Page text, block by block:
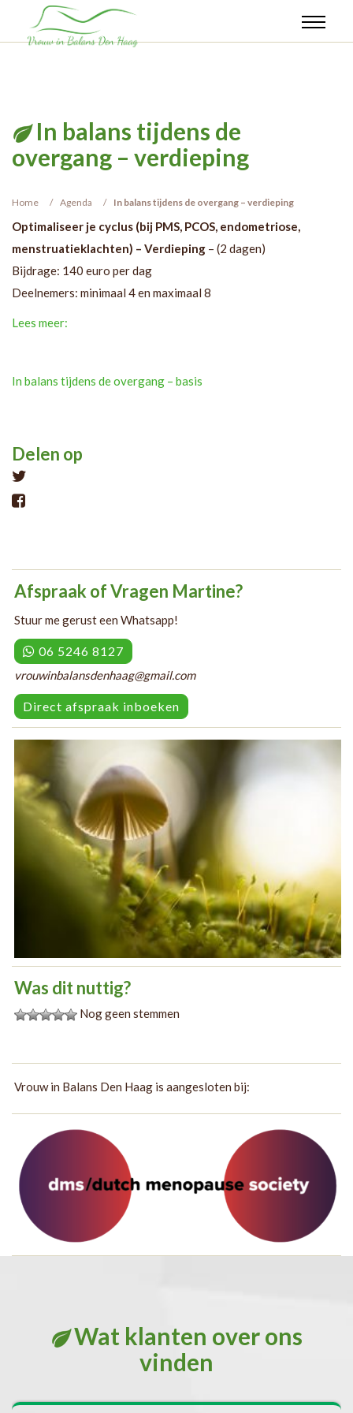
In balans tijdens de
overgang – verdieping
Home Agenda In balans tijdens de overgang – verdieping
Optimaliseer je cyclus (bij PMS, PCOS, endometriose,
menstruatieklachten) – Verdieping – (2 dagen)
Bijdrage: 140 euro per dag
Deelnemers: minimaal 4 en maximaal 8
Lees meer:
Post
In balans tijdens de overgang – basis
Delen op
Afspraak of Vragen Martine?
Stuur me gerust een Whatsapp!
06 5246 8127
vrouwinbalansdenhaag@gmail.com
Direct afspraak inboeken
Was dit nuttig?
Nog geen stemmen
Vrouw in Balans Den Haag is aangesloten bij:
Wat klanten over ons
vinden